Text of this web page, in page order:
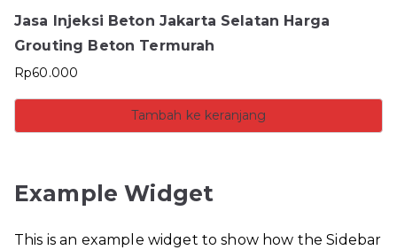
Jasa Injeksi Beton Jakarta Selatan Harga
Grouting Beton Termurah
Rp60.000
Tambah ke keranjang
Example Widget
This is an example widget to show how the Sidebar